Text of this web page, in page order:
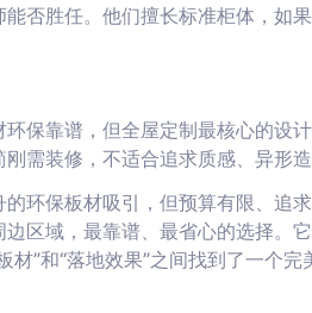
否胜任。他们擅长标准柜体，如
保靠谱，但全屋定制最核心的设
需装修，不适合追求质感、异形
环保板材吸引，但预算有限、追
区域，最靠谱、最省心的选择。
材”和“落地效果”之间找到了一个完